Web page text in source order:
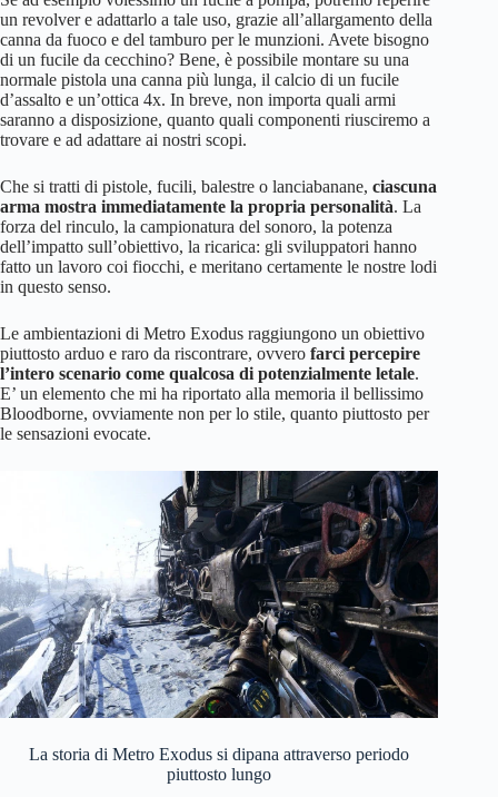
un revolver e adattarlo a tale uso, grazie all’allargamento della
canna da fuoco e del tamburo per le munzioni. Avete bisogno
di un fucile da cecchino? Bene, è possibile montare su una
normale pistola una canna più lunga, il calcio di un fucile
d’assalto e un’ottica 4x. In breve, non importa quali armi
saranno a disposizione, quanto quali componenti riusciremo a
trovare e ad adattare ai nostri scopi.
Che si tratti di pistole, fucili, balestre o lanciabanane, ciascuna
arma mostra immediatamente la propria personalità. La
forza del rinculo, la campionatura del sonoro, la potenza
dell’impatto sull’obiettivo, la ricarica: gli sviluppatori hanno
fatto un lavoro coi fiocchi, e meritano certamente le nostre lodi
in questo senso.
Le ambientazioni di Metro Exodus raggiungono un obiettivo
piuttosto arduo e raro da riscontrare, ovvero farci percepire
l’intero scenario come qualcosa di potenzialmente letale.
E’ un elemento che mi ha riportato alla memoria il bellissimo
Bloodborne, ovviamente non per lo stile, quanto piuttosto per
le sensazioni evocate.
La storia di Metro Exodus si dipana attraverso periodo
piuttosto lungo